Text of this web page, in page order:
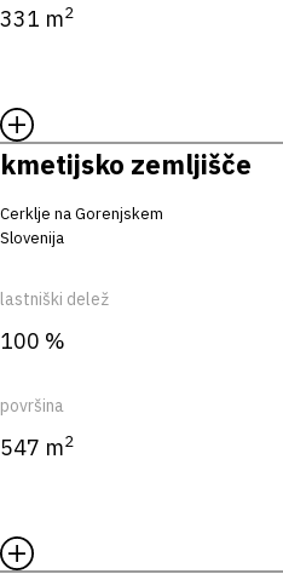
331 m2
kmetijsko zemljišče
Cerklje na Gorenjskem
Slovenija
lastniški delež
100 %
površina
547 m2